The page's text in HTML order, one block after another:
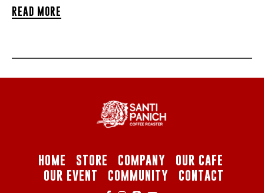
READ MORE
HOME STORE COMPANY
OUR CAFE
OUR EVENT
COMMUNITY CONTACT